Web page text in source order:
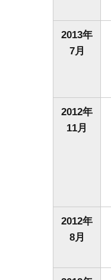
2013年
7月
2012年
11月
2012年
8月